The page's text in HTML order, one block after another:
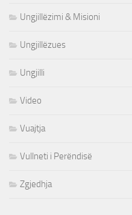
Ungjillëzimi & Misioni
Ungjillëzues
Ungjilli
Video
Vuajtja
Vullneti i Perëndisë
Zgjedhja